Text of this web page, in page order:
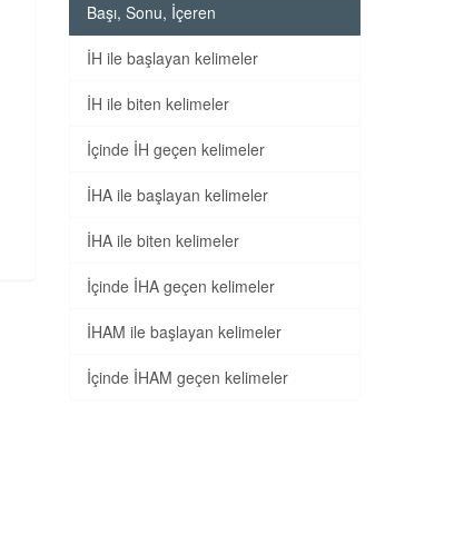
Başı, Sonu, İçeren
İH ile başlayan kelimeler
İH ile biten kelimeler
İçinde İH geçen kelimeler
İHA ile başlayan kelimeler
İHA ile biten kelimeler
İçinde İHA geçen kelimeler
İHAM ile başlayan kelimeler
İçinde İHAM geçen kelimeler